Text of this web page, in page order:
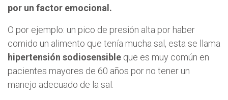
por un factor emocional.
O por ejemplo: un pico de presión alta por haber
comido un alimento que tenía mucha sal, esta se llama
hipertensión sodiosensible que es muy común en
pacientes mayores de 60 años por no tener un
manejo adecuado de la sal.